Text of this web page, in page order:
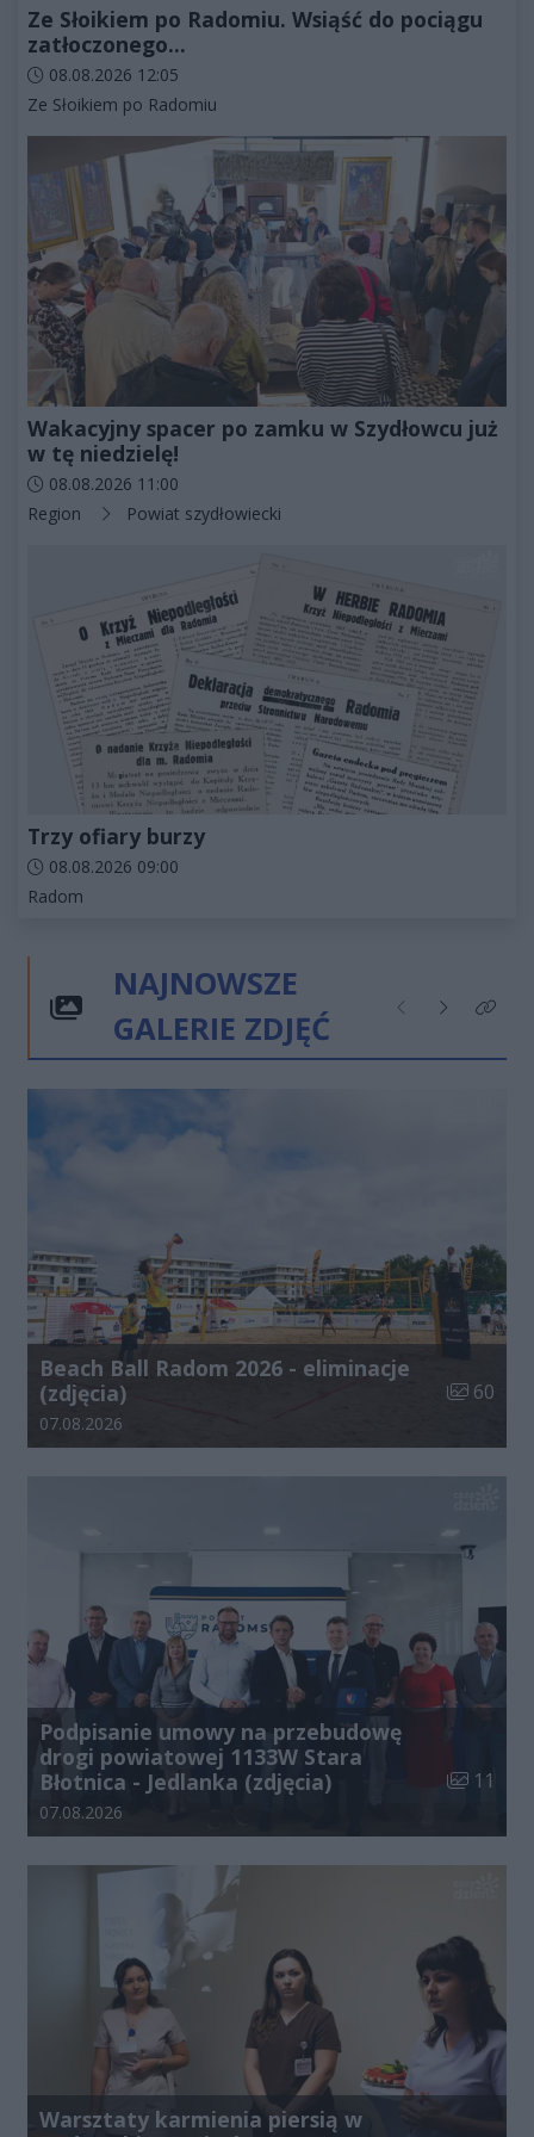
Ze Słoikiem po Radomiu. Wsiąść do pociągu
zatłoczonego...
Data dodania artykułu:
08.08.2026 12:05
Kategorie artykułu:
Ze Słoikiem po Radomiu
Wakacyjny spacer po zamku w Szydłowcu już
w tę niedzielę!
Data dodania artykułu:
08.08.2026 11:00
Kategorie artykułu:
Region Powiat szydłowiecki
Trzy ofiary burzy
Data dodania artykułu:
08.08.2026 09:00
Kategorie artykułu:
Radom
NAJNOWSZE
GALERIE ZDJĘĆ
Poprzednie
NastępneKliknij
Beach Ball Radom 2026 - eliminacje
(zdjęcia)
Liczba
60
Data dodania galerii:
07.08.2026
Podpisanie umowy na przebudowę
drogi powiatowej 1133W Stara
Błotnica - Jedlanka (zdjęcia)
Liczba
11
Data dodania galerii:
07.08.2026
Warsztaty karmienia piersią w